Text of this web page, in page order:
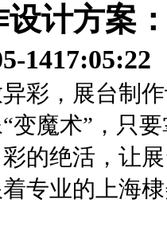
计方案
1417:05:22
彩，展台制
变魔术”，只
的绝活，让
专业的上海